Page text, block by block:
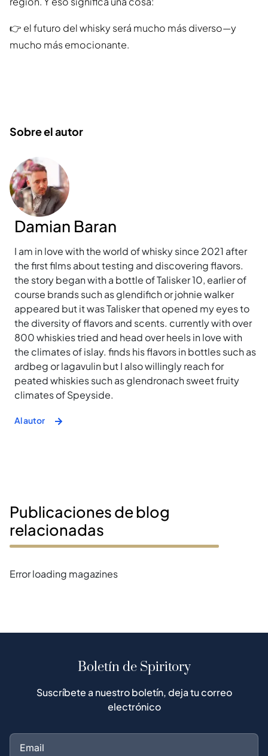
👉 el futuro del whisky será mucho más diverso—y
mucho más emocionante.
Sobre el autor
Damian Baran
I am in love with the world of whisky since 2021 after
the first films about testing and discovering flavors.
the story began with a bottle of Talisker 10, earlier of
course brands such as glendifich or johnie walker
appeared but it was Talisker that opened my eyes to
the diversity of flavors and scents. currently with over
800 whiskies tried and head over heels in love with
the climates of islay. finds his flavors in bottles such as
ardbeg or lagavulin but I also willingly reach for
peated whiskies such as glendronach sweet fruity
climates of Speyside.
Al autor
Publicaciones de blog
relacionadas
Error loading magazines
Boletín de Spiritory
Suscríbete a nuestro boletín, deja tu correo
electrónico